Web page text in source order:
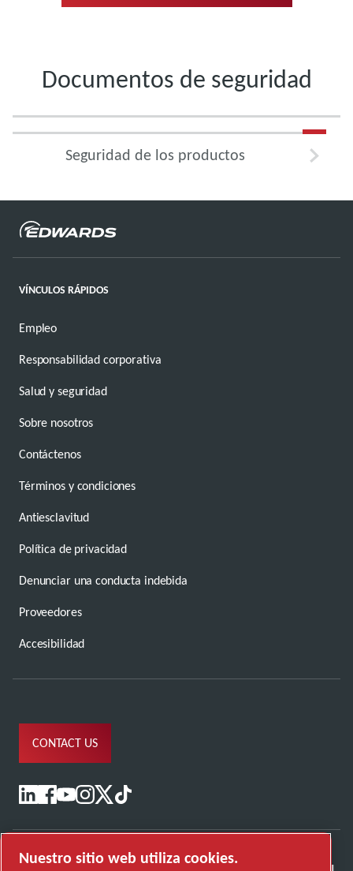
Documentos de seguridad
Seguridad de los productos
VÍNCULOS RÁPIDOS
Empleo
Responsabilidad corporativa
Salud y seguridad
Sobre nosotros
Contáctenos
Términos y condiciones
Antiesclavitud
Política de privacidad
Denunciar una conducta indebida
Proveedores
Accesibilidad
CONTACT US
Nuestro sitio web utiliza cookies.